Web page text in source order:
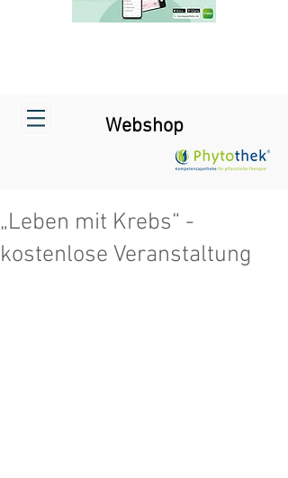
Webshop
„Leben mit Krebs“ -
kostenlose Veranstaltung